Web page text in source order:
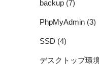
backup (7)
PhpMyAdmin (3)
SSD (4)
デスクトップ環